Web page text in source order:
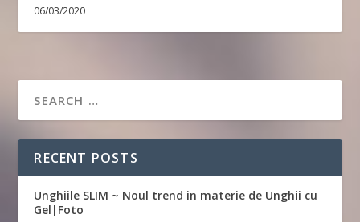
06/03/2020
RECENT POSTS
Unghiile SLIM ~ Noul trend in materie de Unghii cu
Gel|Foto